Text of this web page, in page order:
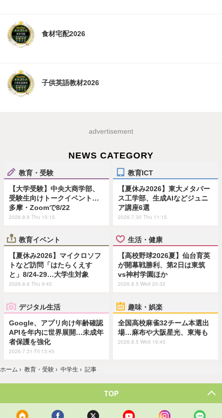
食材宅配2026
子供英語教材2026
advertisement
NEWS CATEGORY
教育・受験
【大学受験】中央大商学部、
受験生向けトークイベント…
多摩・Zoomで8/22
2026.8.6 Thu 10:15
教育ICT
【夏休み2026】東大メタバー
ス工学部、生成AIなどジュニ
ア講座6選
2026.7.30 Thu 11:15
教育イベント
【夏休み2026】マイクロソフ
トなど訪問「はたらくえす
と」8/24-29…大学生対象
2026.8.6 Thu 9:45
生活・健康
【高校野球2026夏】仙台育英
が開幕戦勝利、第2日は東筑
vs神村学園ほか
2026.8.5 Wed 20:32
デジタル生活
Google、アプリ向け年齢確認
APIを年内に世界展開…未成年
者保護を強化
2026.7.31 Fri 13:45
趣味・娯楽
全国高校麻雀32チーム本選出
場…麻布や大阪星光、東海も
2026.8.5 Wed 19:45
ホーム › 教育・受験 › 中学生 › 記事
TOP